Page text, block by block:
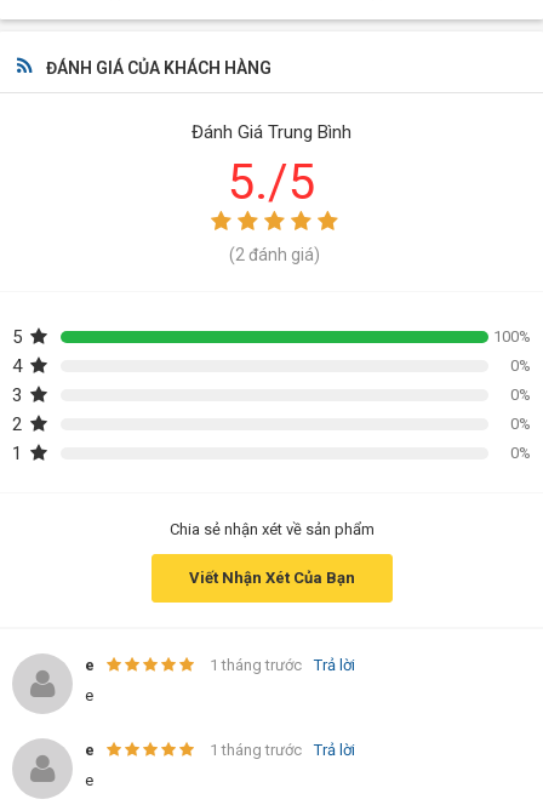
ĐÁNH GIÁ CỦA KHÁCH HÀNG
Đánh Giá Trung Bình
5./5
(2 đánh giá)
5 100%
4 0%
3 0%
2 0%
1 0%
Chia sẻ nhận xét về sản phẩm
Viết Nhận Xét Của Bạn
e 1 tháng trước
Trả lời
e
e 1 tháng trước
Trả lời
e